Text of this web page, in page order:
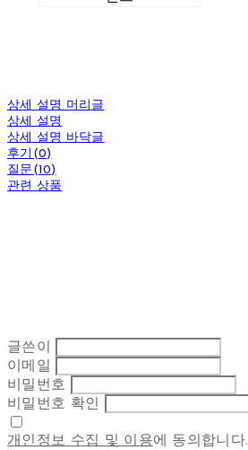
상세 설명 머리글
상세 설명
상세 설명 바닥글
후기(0)
질문(10)
관련 상품
글쓴이
이메일
비밀번호
비밀번호 확인
개인정보 수집 및 이용에 동의합니다.